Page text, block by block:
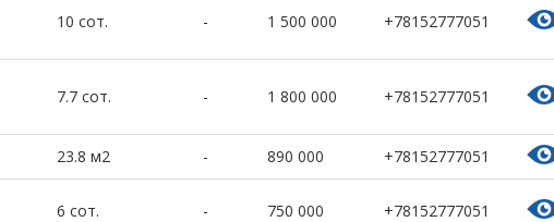
10 сот. - 1 500 000 +78152777051
7.7 сот. - 1 800 000 +78152777051
23.8 м2 - 890 000 +78152777051
6 сот. - 750 000 +78152777051